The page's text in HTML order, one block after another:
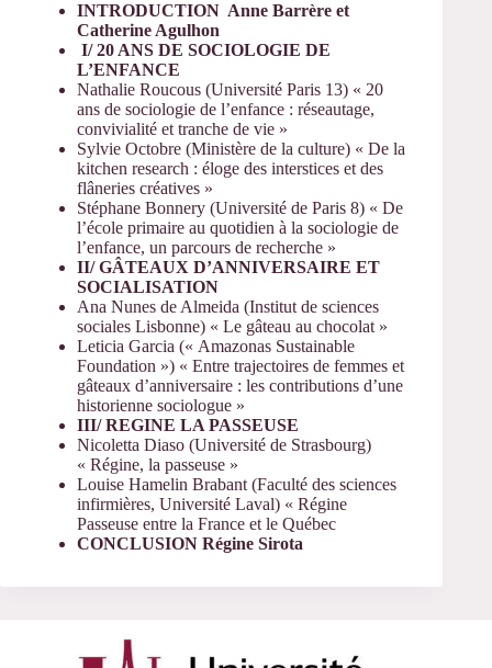
INTRODUCTION Anne Barrère et
Catherine Agulhon
I/ 20 ANS DE SOCIOLOGIE DE
L’ENFANCE
Nathalie Roucous (Université Paris 13) « 20
ans de sociologie de l’enfance : réseautage,
convivialité et tranche de vie »
Sylvie Octobre (Ministère de la culture) « De la
kitchen research : éloge des interstices et des
flâneries créatives »
Stéphane Bonnery (Université de Paris 8) « De
l’école primaire au quotidien à la sociologie de
l’enfance, un parcours de recherche »
II/ GÂTEAUX D’ANNIVERSAIRE ET
SOCIALISATION
Ana Nunes de Almeida (Institut de sciences
sociales Lisbonne) « Le gâteau au chocolat »
Leticia Garcia (« Amazonas Sustainable
Foundation ») « Entre trajectoires de femmes et
gâteaux d’anniversaire : les contributions d’une
historienne sociologue »
III/ REGINE LA PASSEUSE
Nicoletta Diaso (Université de Strasbourg)
« Régine, la passeuse »
Louise Hamelin Brabant (Faculté des sciences
infirmières, Université Laval) « Régine
Passeuse entre la France et le Québec
CONCLUSION Régine Sirota